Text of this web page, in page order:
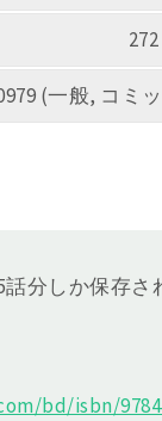
(一般, コミ
話分しか保存
bd/isbn/